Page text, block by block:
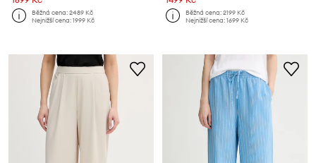
Běžná cena:2489 Kč
Nejnižší cena:1999 Kč
Běžná cena:2199 Kč
Nejnižší cena:1699 Kč